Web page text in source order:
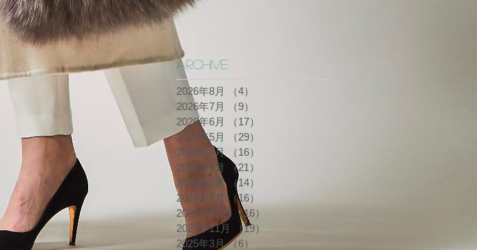
Archive
2026年8月 （4）
2026年7月
（9）
2026年6月
（17）
2026年5月
（29）
2026年4月
（16）
2026年3月
（21）
2026年2月
（14）
2026年1月 （16）
2025年12月 （16）
2025年11月
（19）
2025年3月 （6）